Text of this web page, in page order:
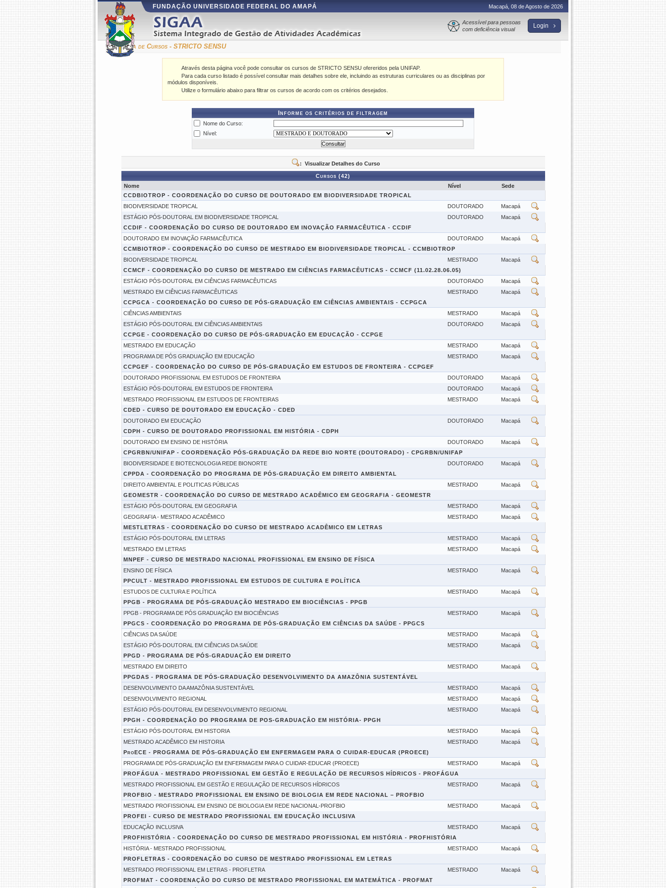
FUNDAÇÃO UNIVERSIDADE FEDERAL DO AMAPÁ Macapá, 08 de Agosto de 2026
Acessível para pessoas
com deficiência visual
Login
Consulta de Cursos - STRICTO SENSU
Através desta página você pode consultar os cursos de STRICTO SENSU ofereridos pela UNIFAP.
Para cada curso listado é possível consultar mais detalhes sobre ele, incluindo as estruturas curriculares ou as disciplinas por
módulos disponíveis.
Utilize o formulário abaixo para filtrar os cursos de acordo com os critérios desejados.
Informe os critérios de filtragem
Nome do Curso:
Nível:
: Visualizar Detalhes do Curso
Cursos (42)
Nome
Nível
Sede
CCDBIOTROP - COORDENAÇÃO DO CURSO DE DOUTORADO EM BIODIVERSIDADE TROPICAL
BIODIVERSIDADE TROPICAL
DOUTORADO
Macapá
ESTÁGIO PÓS-DOUTORAL EM BIODIVERSIDADE TROPICAL
DOUTORADO
Macapá
CCDIF - COORDENAÇÃO DO CURSO DE DOUTORADO EM INOVAÇÃO FARMACÊUTICA - CCDIF
DOUTORADO EM INOVAÇÃO FARMACÊUTICA
DOUTORADO
Macapá
CCMBIOTROP - COORDENAÇÃO DO CURSO DE MESTRADO EM BIODIVERSIDADE TROPICAL - CCMBIOTROP
BIODIVERSIDADE TROPICAL
MESTRADO
Macapá
CCMCF - COORDENAÇÃO DO CURSO DE MESTRADO EM CIÊNCIAS FARMACÊUTICAS - CCMCF (11.02.28.06.05)
ESTÁGIO PÓS-DOUTORAL EM CIÊNCIAS FARMACÊUTICAS
DOUTORADO
Macapá
MESTRADO EM CIÊNCIAS FARMACÊUTICAS
MESTRADO
Macapá
CCPGCA - COORDENAÇÃO DO CURSO DE PÓS-GRADUAÇÃO EM CIÊNCIAS AMBIENTAIS - CCPGCA
CIÊNCIAS AMBIENTAIS
MESTRADO
Macapá
ESTÁGIO PÓS-DOUTORAL EM CIÊNCIAS AMBIENTAIS
DOUTORADO
Macapá
CCPGE - COORDENAÇÃO DO CURSO DE PÓS-GRADUAÇÃO EM EDUCAÇÃO - CCPGE
MESTRADO EM EDUCAÇÃO
MESTRADO
Macapá
PROGRAMA DE PÓS GRADUAÇÃO EM EDUCAÇÃO
MESTRADO
Macapá
CCPGEF - COORDENAÇÃO DO CURSO DE PÓS-GRADUAÇÃO EM ESTUDOS DE FRONTEIRA - CCPGEF
DOUTORADO PROFISSIONAL EM ESTUDOS DE FRONTEIRA
DOUTORADO
Macapá
ESTÁGIO PÓS-DOUTORAL EM ESTUDOS DE FRONTEIRA
DOUTORADO
Macapá
MESTRADO PROFISSIONAL EM ESTUDOS DE FRONTEIRAS
MESTRADO
Macapá
CDED - CURSO DE DOUTORADO EM EDUCAÇÃO - CDED
DOUTORADO EM EDUCAÇÃO
DOUTORADO
Macapá
CDPH - CURSO DE DOUTORADO PROFISSIONAL EM HISTÓRIA - CDPH
DOUTORADO EM ENSINO DE HISTÓRIA
DOUTORADO
Macapá
CPGRBN/UNIFAP - COORDENAÇÃO PÓS-GRADUAÇÃO DA REDE BIO NORTE (DOUTORADO) - CPGRBN/UNIFAP
BIODIVERSIDADE E BIOTECNOLOGIA REDE BIONORTE
DOUTORADO
Macapá
CPPDA - COORDENAÇÃO DO PROGRAMA DE PÓS-GRADUAÇÃO EM DIREITO AMBIENTAL
DIREITO AMBIENTAL E POLITICAS PÚBLICAS
MESTRADO
Macapá
GEOMESTR - COORDENAÇÃO DO CURSO DE MESTRADO ACADÊMICO EM GEOGRAFIA - GEOMESTR
ESTÁGIO PÓS-DOUTORAL EM GEOGRAFIA
MESTRADO
Macapá
GEOGRAFIA - MESTRADO ACADÊMICO
MESTRADO
Macapá
MESTLETRAS - COORDENAÇÃO DO CURSO DE MESTRADO ACADÊMICO EM LETRAS
ESTÁGIO PÓS-DOUTORAL EM LETRAS
MESTRADO
Macapá
MESTRADO EM LETRAS
MESTRADO
Macapá
MNPEF - CURSO DE MESTRADO NACIONAL PROFISSIONAL EM ENSINO DE FÍSICA
ENSINO DE FÍSICA
MESTRADO
Macapá
PPCULT - MESTRADO PROFISSIONAL EM ESTUDOS DE CULTURA E POLÍTICA
ESTUDOS DE CULTURA E POLÍTICA
MESTRADO
Macapá
PPGB - PROGRAMA DE PÓS-GRADUAÇÃO MESTRADO EM BIOCIÊNCIAS - PPGB
PPGB - PROGRAMA DE PÓS GRADUAÇÃO EM BIOCIÊNCIAS
MESTRADO
Macapá
PPGCS - COORDENAÇÃO DO PROGRAMA DE PÓS-GRADUAÇÃO EM CIÊNCIAS DA SAÚDE - PPGCS
CIÊNCIAS DA SAÚDE
MESTRADO
Macapá
ESTÁGIO PÓS-DOUTORAL EM CIÊNCIAS DA SAÚDE
MESTRADO
Macapá
PPGD - PROGRAMA DE PÓS-GRADUAÇÃO EM DIREITO
MESTRADO EM DIREITO
MESTRADO
Macapá
PPGDAS - PROGRAMA DE PÓS-GRADUAÇÃO DESENVOLVIMENTO DA AMAZÔNIA SUSTENTÁVEL
DESENVOLVIMENTO DA AMAZÔNIA SUSTENTÁVEL
MESTRADO
Macapá
DESENVOLVIMENTO REGIONAL
MESTRADO
Macapá
ESTÁGIO PÓS-DOUTORAL EM DESENVOLVIMENTO REGIONAL
MESTRADO
Macapá
PPGH - COORDENAÇÃO DO PROGRAMA DE POS-GRADUAÇÃO EM HISTÓRIA- PPGH
ESTÁGIO PÓS-DOUTORAL EM HISTORIA
MESTRADO
Macapá
MESTRADO ACADÊMICO EM HISTORIA
MESTRADO
Macapá
ProECE - PROGRAMA DE PÓS-GRADUAÇÃO EM ENFERMAGEM PARA O CUIDAR-EDUCAR (PROECE)
PROGRAMA DE PÓS-GRADUAÇÃO EM ENFERMAGEM PARA O CUIDAR-EDUCAR (PROECE)
MESTRADO
Macapá
PROFÁGUA - MESTRADO PROFISSIONAL EM GESTÃO E REGULAÇÃO DE RECURSOS HÍDRICOS - PROFÁGUA
MESTRADO PROFISSIONAL EM GESTÃO E REGULAÇÃO DE RECURSOS HÍDRICOS
MESTRADO
Macapá
PROFBIO - MESTRADO PROFISSIONAL EM ENSINO DE BIOLOGIA EM REDE NACIONAL – PROFBIO
MESTRADO PROFISSIONAL EM ENSINO DE BIOLOGIA EM REDE NACIONAL-PROFBIO
MESTRADO
Macapá
PROFEI - CURSO DE MESTRADO PROFISSIONAL EM EDUCAÇÃO INCLUSIVA
EDUCAÇÃO INCLUSIVA
MESTRADO
Macapá
PROFHISTÓRIA - COORDENAÇÃO DO CURSO DE MESTRADO PROFISSIONAL EM HISTÓRIA - PROFHISTÓRIA
HISTÓRIA - MESTRADO PROFISSIONAL
MESTRADO
Macapá
PROFLETRAS - COORDENAÇÃO DO CURSO DE MESTRADO PROFISSIONAL EM LETRAS
MESTRADO PROFISSIONAL EM LETRAS - PROFLETRA
MESTRADO
Macapá
PROFMAT - COORDENAÇÃO DO CURSO DE MESTRADO PROFISSIONAL EM MATEMÁTICA - PROFMAT